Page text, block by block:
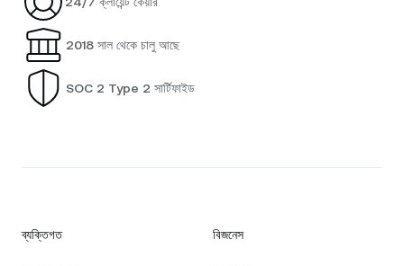
2018 সাল থেকে চালু আছে
SOC 2 Type 2 সার্টিফাইড
ব্যক্তিগত বিজনেস